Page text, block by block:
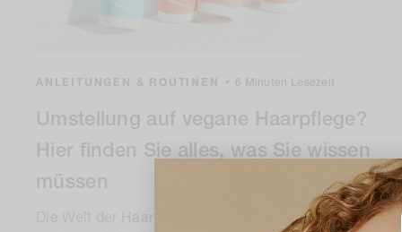
ANLEITUNGEN & ROUTINEN • 6 Minuten Lesezeit
Umstellung auf vegane Haarpflege?
Hier finden Sie alles, was Sie wissen
müssen
Die Welt der Haarpflege entwickelt sich ständig